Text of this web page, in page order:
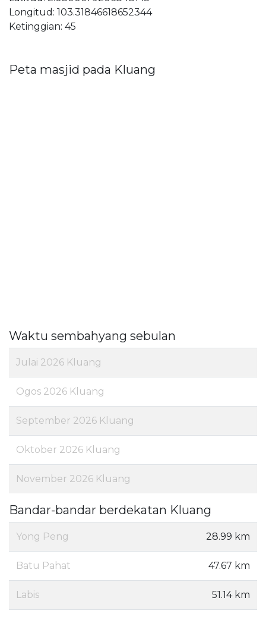
Longitud: 103.31846618652344
Ketinggian: 45
Peta masjid pada Kluang
Waktu sembahyang sebulan
Julai 2026 Kluang
Ogos 2026 Kluang
September 2026 Kluang
Oktober 2026 Kluang
November 2026 Kluang
Bandar-bandar berdekatan Kluang
Yong Peng 28.99 km
Batu Pahat 47.67 km
Labis 51.14 km